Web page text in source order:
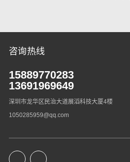
咨询热线
15889770283
13691969649
深圳市龙华区民治大道展滔科技大厦4楼
1050285959@qq.com